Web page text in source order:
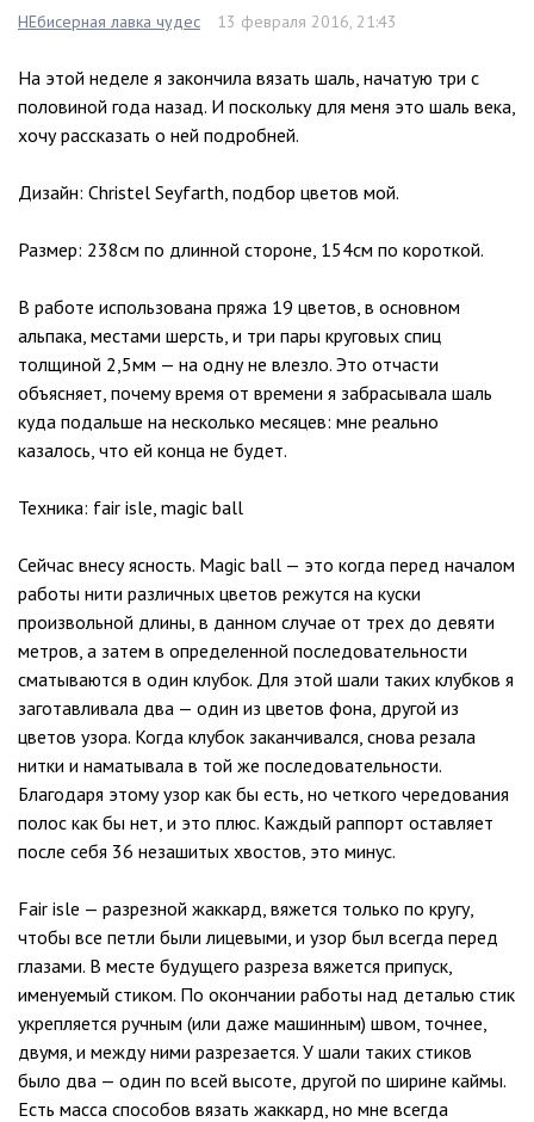
НЕбисерная лавка чудес 13 февраля 2016, 21:43
На этой неделе я закончила вязать шаль, начатую три с
половиной года назад. И поскольку для меня это шаль века,
хочу рассказать о ней подробней.
Дизайн: Christel Seyfarth, подбор цветов мой.
Размер: 238см по длинной стороне, 154см по короткой.
В работе использована пряжа 19 цветов, в основном
альпака, местами шерсть, и три пары круговых спиц
толщиной 2,5мм — на одну не влезло. Это отчасти
объясняет, почему время от времени я забрасывала шаль
куда подальше на несколько месяцев: мне реально
казалось, что ей конца не будет.
Техника: fair isle, magic ball
Сейчас внесу ясность. Magic ball — это когда перед началом
работы нити различных цветов режутся на куски
произвольной длины, в данном случае от трех до девяти
метров, а затем в определенной последовательности
сматываются в один клубок. Для этой шали таких клубков я
заготавливала два — один из цветов фона, другой из
цветов узора. Когда клубок заканчивался, снова резала
нитки и наматывала в той же последовательности.
Благодаря этому узор как бы есть, но четкого чередования
полос как бы нет, и это плюс. Каждый раппорт оставляет
после себя 36 незашитых хвостов, это минус.
Fair isle — разрезной жаккард, вяжется только по кругу,
чтобы все петли были лицевыми, и узор был всегда перед
глазами. В месте будущего разреза вяжется припуск,
именуемый стиком. По окончании работы над деталью стик
укрепляется ручным (или даже машинным) швом, точнее,
двумя, и между ними разрезается. У шали таких стиков
было два — один по всей высоте, другой по ширине каймы.
Есть масса способов вязать жаккард, но мне всегда